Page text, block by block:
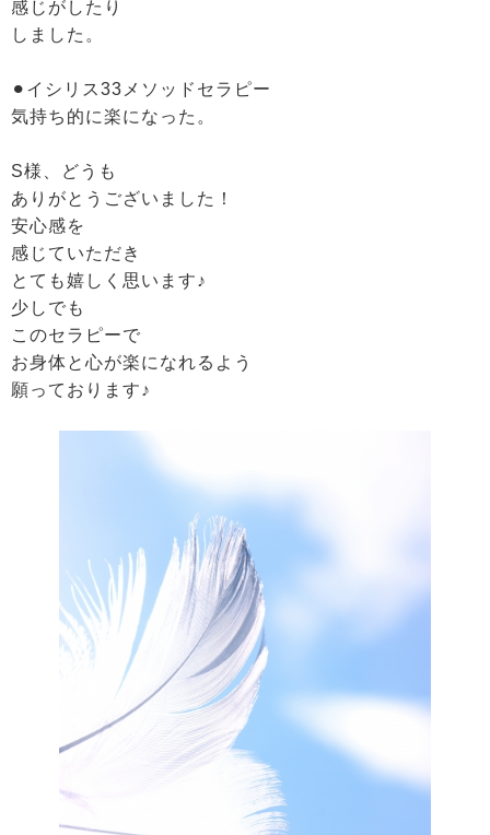
感じがしたり
しました。
⚫︎イシリス33メソッドセラピー
気持ち的に楽になった。
S様、どうも
ありがとうございました！
安心感を
感じていただき
とても嬉しく思います♪
少しでも
このセラピーで
お身体と心が楽になれるよう
願っております♪